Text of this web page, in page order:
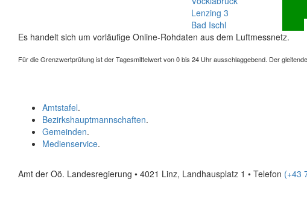
Lenzing 3
Bad Ischl
Es handelt sich um vorläufige Online-Rohdaten aus dem Luftmessnetz.
Für die Grenzwertprüfung ist der Tagesmittelwert von 0 bis 24 Uhr ausschlaggebend. Der
Amtstafel.
Bezirkshauptmannschaften.
Gemeinden.
Medienservice.
Amt der Oö. Landesregierung • 4021 Linz, Landhausplatz 1 • Telefon (+43